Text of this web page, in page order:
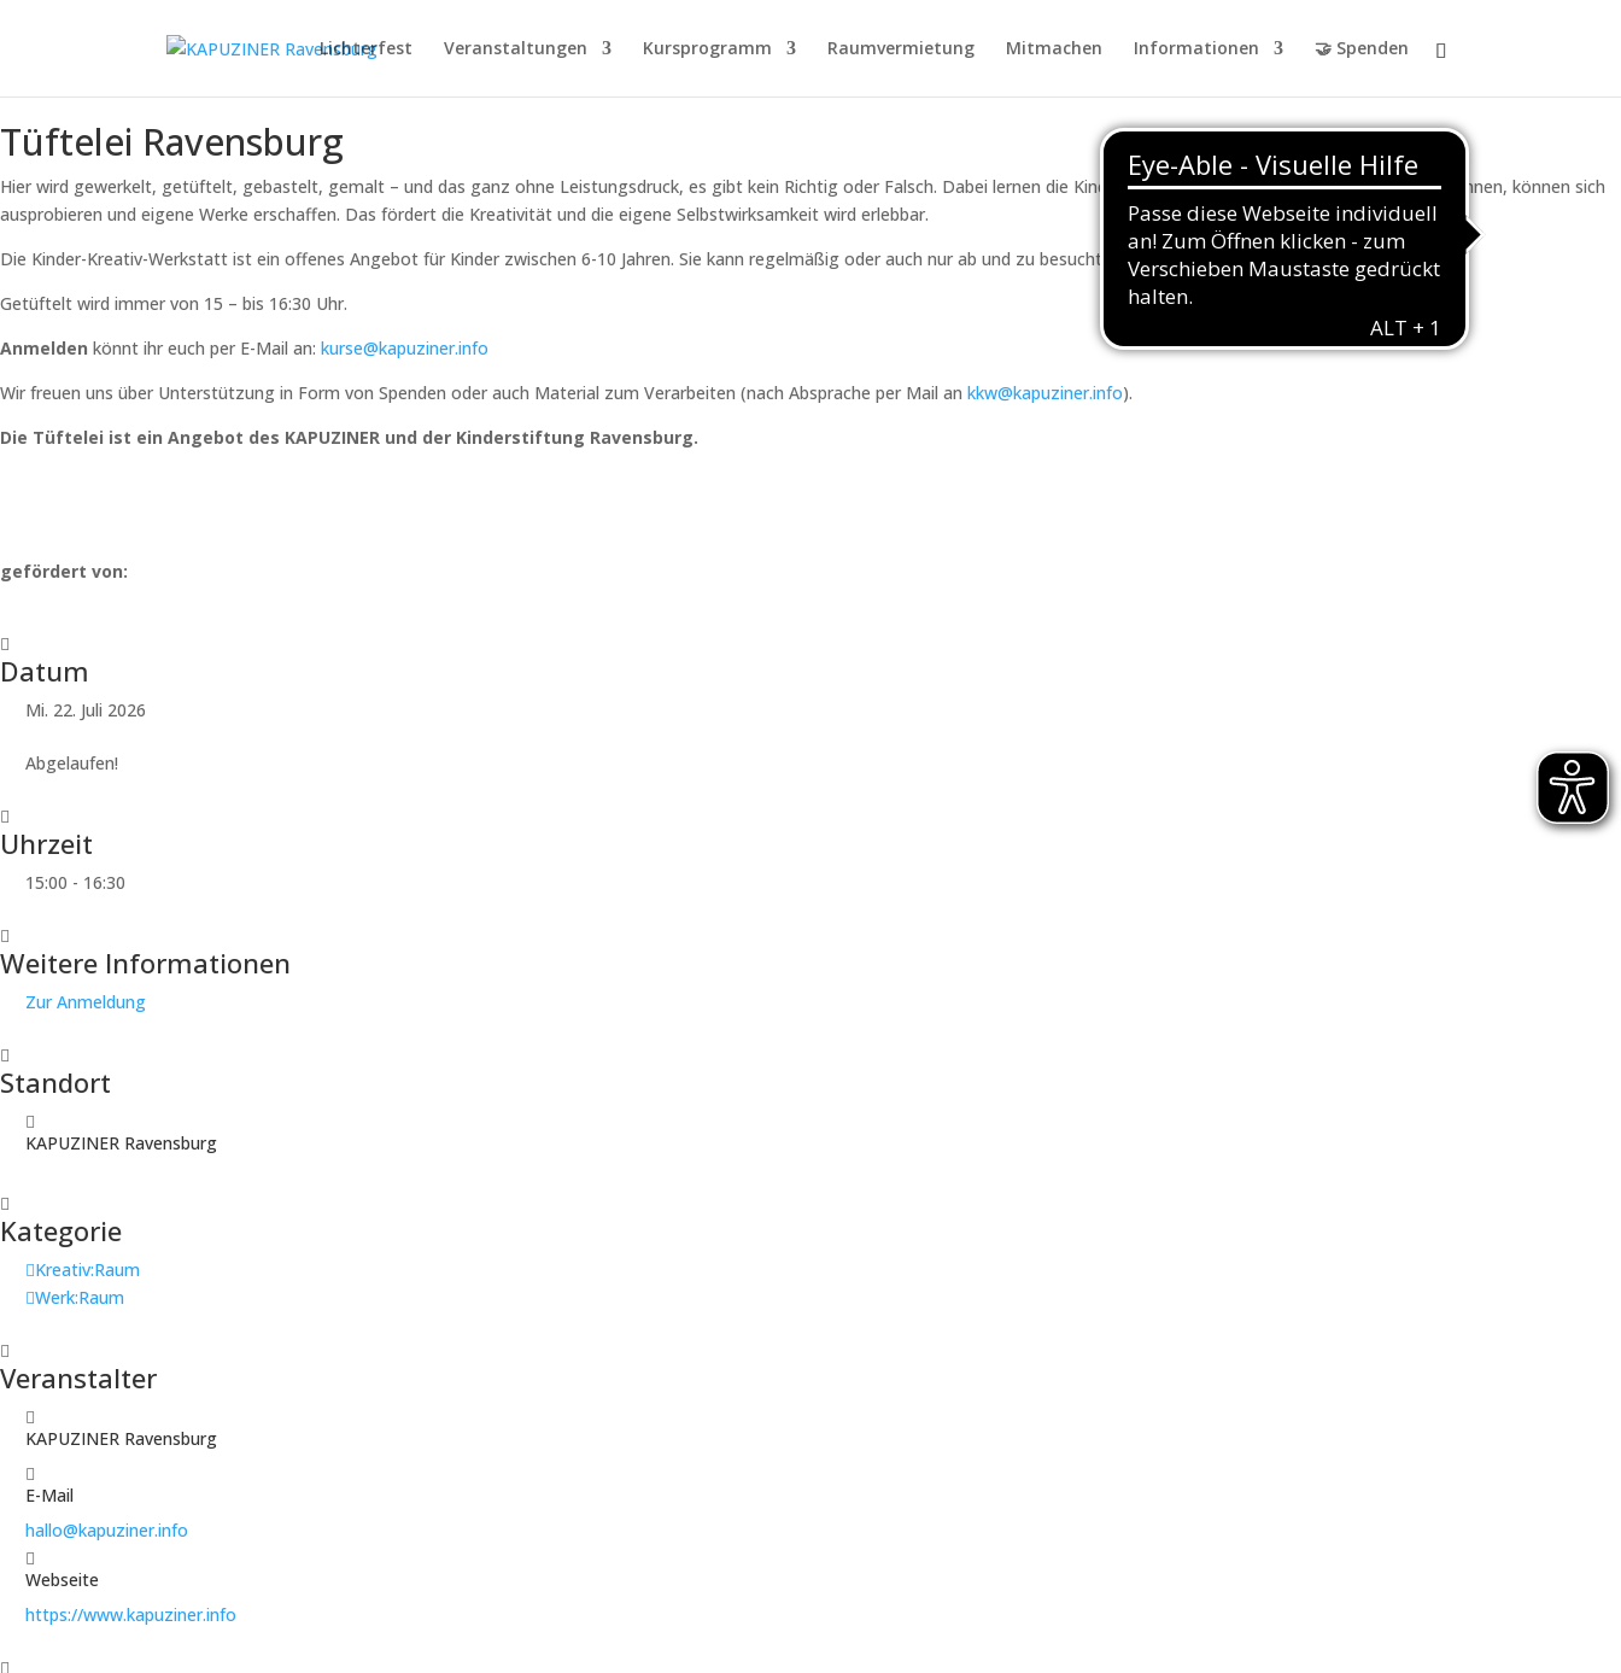
Lichterfest Veranstaltungen Kursprogramm Raumvermietung Mitmachen Informationen 🤝 Spenden
Tüftelei Ravensburg
Hier wird gewerkelt, getüftelt, gebastelt, gemalt – und das ganz ohne Leistungsdruck, es gibt kein Richtig oder Falsch. Dabei lernen die Kinder verschiedene Materialien und Techniken kennen, können sich
ausprobieren und eigene Werke erschaffen. Das fördert die Kreativität und die eigene Selbstwirksamkeit wird erlebbar.
Die Kinder-Kreativ-Werkstatt ist ein offenes Angebot für Kinder zwischen 6-10 Jahren. Sie kann regelmäßig oder auch nur ab und zu besucht werden – ein Einstieg ist jederzeit möglich.
Getüftelt wird immer von 15 – bis 16:30 Uhr.
Anmelden könnt ihr euch per E-Mail an: kurse@kapuziner.info
Wir freuen uns über Unterstützung in Form von Spenden oder auch Material zum Verarbeiten (nach Absprache per Mail an kkw@kapuziner.info).
Die Tüftelei ist ein Angebot des KAPUZINER und der Kinderstiftung Ravensburg.
gefördert von:
Datum
Mi. 22. Juli 2026
Abgelaufen!
Uhrzeit
15:00 - 16:30
Weitere Informationen
Zur Anmeldung
Standort
KAPUZINER Ravensburg
Kategorie
Kreativ:Raum
Werk:Raum
Veranstalter
KAPUZINER Ravensburg
E-Mail
hallo@kapuziner.info
Webseite
https://www.kapuziner.info